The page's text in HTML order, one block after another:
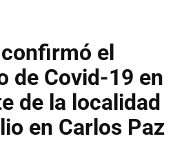
el
de Covid-19 en
de la localidad
en Carlos Paz